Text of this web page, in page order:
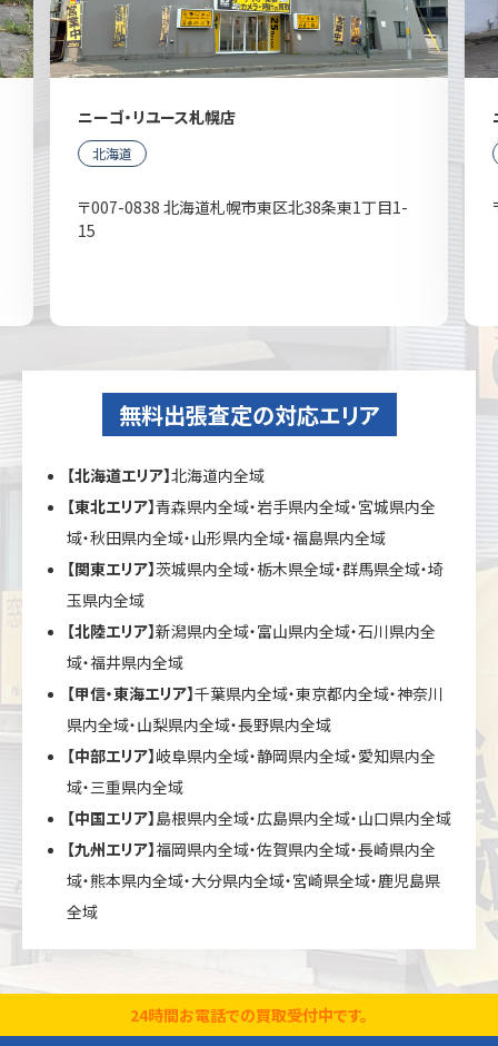
ニーゴ・リユース札幌店
北海道
〒007-0838 北海道札幌市東区北38条東1丁目1-
15
無料出張査定の対応エリア
【北海道エリア】北海道内全域
【東北エリア】青森県内全域・岩手県内全域・宮城県内全
域・秋田県内全域・山形県内全域・福島県内全域
【関東エリア】茨城県内全域・栃木県全域・群馬県全域・埼
玉県内全域
【北陸エリア】新潟県内全域・富山県内全域・石川県内全
域・福井県内全域
【甲信・東海エリア】千葉県内全域・東京都内全域・神奈川
県内全域・山梨県内全域・長野県内全域
【中部エリア】岐阜県内全域・静岡県内全域・愛知県内全
域・三重県内全域
【中国エリア】島根県内全域・広島県内全域・山口県内全域
【九州エリア】福岡県内全域・佐賀県内全域・長崎県内全
域・熊本県内全域・大分県内全域・宮崎県全域・鹿児島県
全域
24時間お電話での買取受付中です。